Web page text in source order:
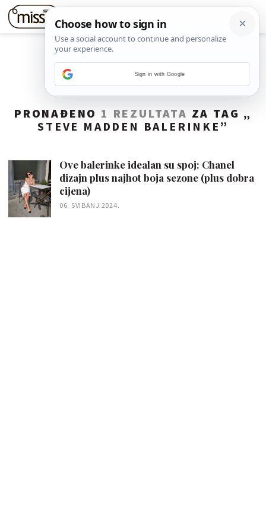
PRONAĐENO 1 REZULTATA ZA TAG „
STEVE MADDEN BALERINKE ”
Ove balerinke idealan su spoj: Chanel
dizajn plus najhot boja sezone (plus dobra
cijena)
06. SVIBANJ 2024.
Sign in with Google